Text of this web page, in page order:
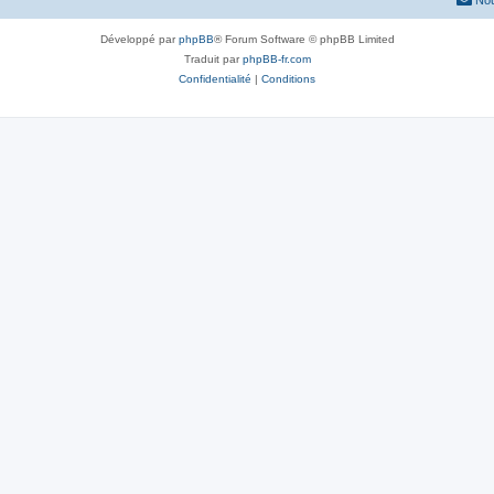
Développé parphpBB® Forum Software © phpBB Limited
Traduit parphpBB-fr.com
Confidentialité | Conditions